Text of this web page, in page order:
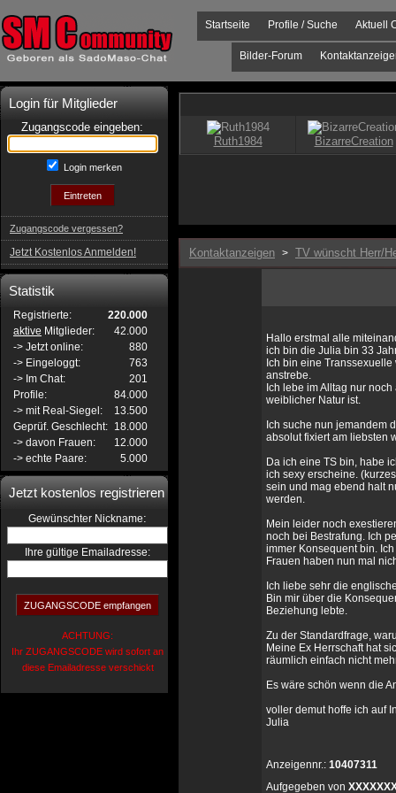
Aktuell
Profile / Suche
Startseite
Bilder-Forum
Login für Mitglieder
Zugangscode eingeben:
Login merken
Zugangscode vergessen?
Jetzt Kostenlos Anmelden!
Statistik
Registrierte:
220.000
aktive Mitglieder:
42.000
-> Jetzt online:
880
-> Eingeloggt:
763
-> Im Chat:
201
Profile:
84.000
-> mit Real-Siegel:
13.500
Geprüf. Geschlecht: 18.000
-> davon Frauen:
12.000
-> echte Paare:
5.000
Jetzt kostenlos registrieren
Gewünschter Nickname:
Ihre gültige Emailadresse:
ACHTUNG:
Ihr ZUGANGSCODE wird sofort an
diese Emailadresse verschickt
Kontaktanzeigen > TV wünscht Herr/
Hallo erstmal alle
ich bin die Julia bin 33
Ich bin eine
anstrebe.
Ich lebe im Alltag nur
weiblicher Natur ist.
Ich suche nun jemandem
absolut fixiert am liebsten
Da ich eine TS bin, habe
ich sexy erscheine.
sein und mag ebend halt
werden.
Mein leider noch
noch bei Bestrafung. Ich
immer Konsequent bin.
Frauen haben nun mal
Ich liebe sehr die
Bin mir über die
Beziehung lebte.
Zu der Standardfrage,
Meine Ex Herrschaft hat
räumlich einfach nicht
Es wäre schön wenn die
voller demut hoffe ich auf
Julia
Anzeigennr.: 10407311
Aufgegeben von